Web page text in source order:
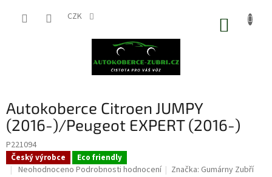
CZK
Autokoberce Citroen JUMPY
(2016-)/Peugeot EXPERT (2016-)
P221094
Český výrobce Eco friendly
Průměrné
Neohodnoceno Podrobnosti hodnocení Značka: Gumárny Zubří